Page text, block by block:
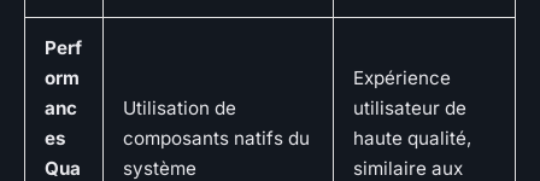
Perf
orm
anc
es
Qua
Utilisation de
composants natifs du
système
Expérience
utilisateur de
haute qualité,
similaire aux